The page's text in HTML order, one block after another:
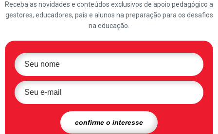
Receba as novidades e conteúdos exclusivos de apoio pedagógico a
gestores, educadores, pais e alunos na preparação para os desafios
na educação.